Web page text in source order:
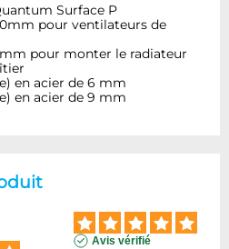
Surface P
pour ventilateurs de
pour monter le radiateur
en acier de 6 mm
en acier de 9 mm
Avis vérifié